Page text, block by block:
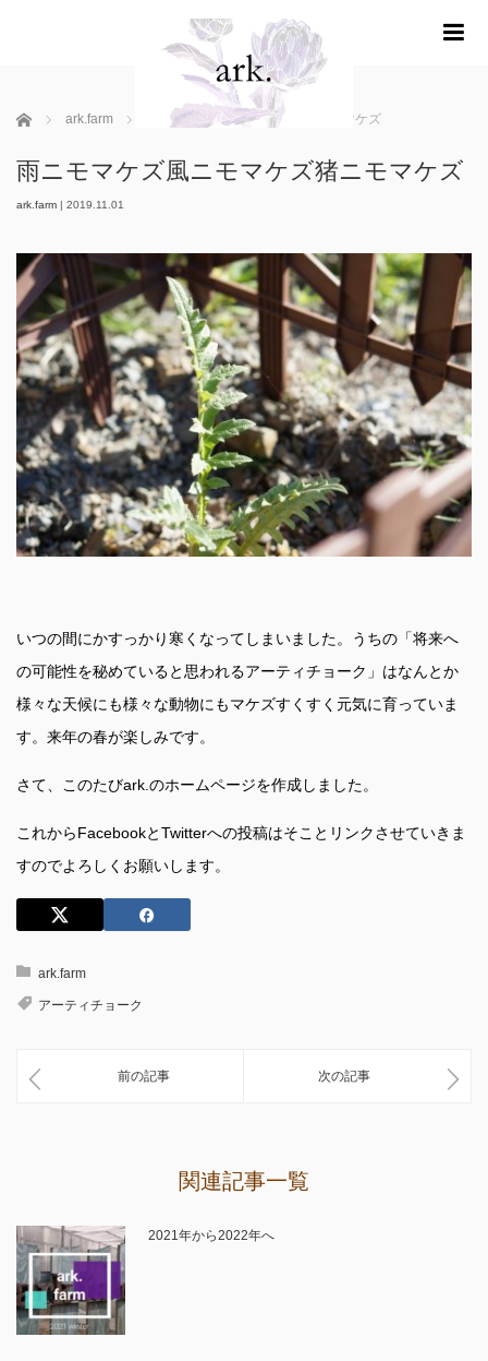
ホーム ark.farm 雨ニモマケズ風ニモマケズ猪ニモマケズ
雨ニモマケズ風ニモマケズ猪ニモマケズ
ark.farm | 2019.11.01
いつの間にかすっかり寒くなってしまいました。うちの「将来へ
の可能性を秘めていると思われるアーティチョーク」はなんとか
様々な天候にも様々な動物にもマケズすくすく元気に育っていま
す。来年の春が楽しみです。
さて、このたびark.のホームページを作成しました。
これからFacebookとTwitterへの投稿はそことリンクさせていきま
すのでよろしくお願いします。
ark.farm
アーティチョーク
前の記事 次の記事
関連記事一覧
2021年から2022年へ